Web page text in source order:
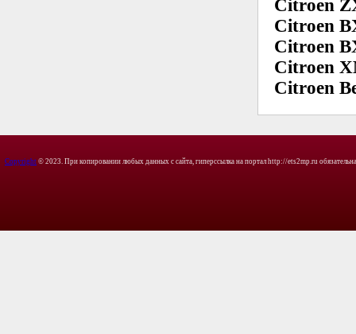
Citroen
Citroen
Citroen
Citroen
Citroen
Copyright © 2023. При копировании любых данных с сайта, гиперссылка на портал http://ets2mp.ru